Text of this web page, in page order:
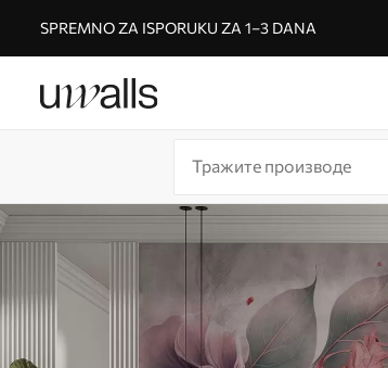
SPREMNO ZA ISPORUKU ZA 1–3 DANA